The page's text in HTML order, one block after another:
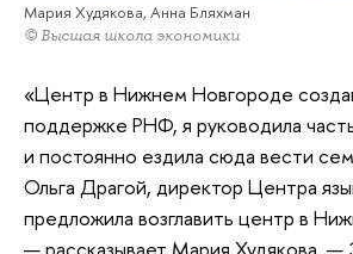
Мария Худякова, Анна Бляхман
© Высшая школа экономики
«Центр в Нижнем Новгороде
поддержке РНФ, я руководила
и постоянно ездила сюда вести
Ольга Драгой, директор Центра
предложила возглавить центр в
— рассказывает Мария Худякова. —